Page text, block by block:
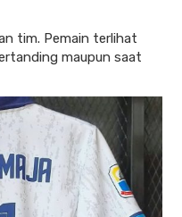
tim. Pemain terlihat
maupun saat